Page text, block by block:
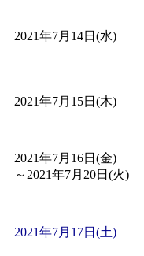
2021年7月14日(水)
2021年7月15日(木)
2021年7月16日(金)
～ 2021年7月20日(火)
2021年7月17日(土)